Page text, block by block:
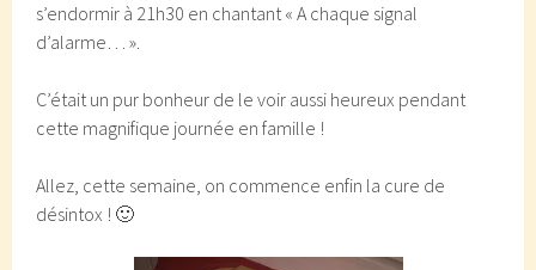
s’endormir à 21h30 en chantant « A chaque signal
d’alarme… ».
C’était un pur bonheur de le voir aussi heureux pendant
cette magnifique journée en famille !
Allez, cette semaine, on commence enfin la cure de
désintox ! 🙂